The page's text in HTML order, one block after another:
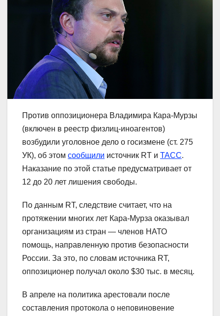
Против оппозиционера Владимира Кара-Мурзы
(включен в реестр физлиц-иноагентов)
возбудили уголовное дело о госизмене (ст. 275
УК), об этом сообщили источник RT и ТАСС.
Наказание по этой статье предусматривает от
12 до 20 лет лишения свободы.
По данным RT, следствие считает, что на
протяжении многих лет Кара-Мурза оказывал
организациям из стран — членов НАТО
помощь, направленную против безопасности
России. За это, по словам источника RT,
оппозиционер получал около $30 тыс. в месяц.
В апреле на политика арестовали после
составления протокола о неповиновение